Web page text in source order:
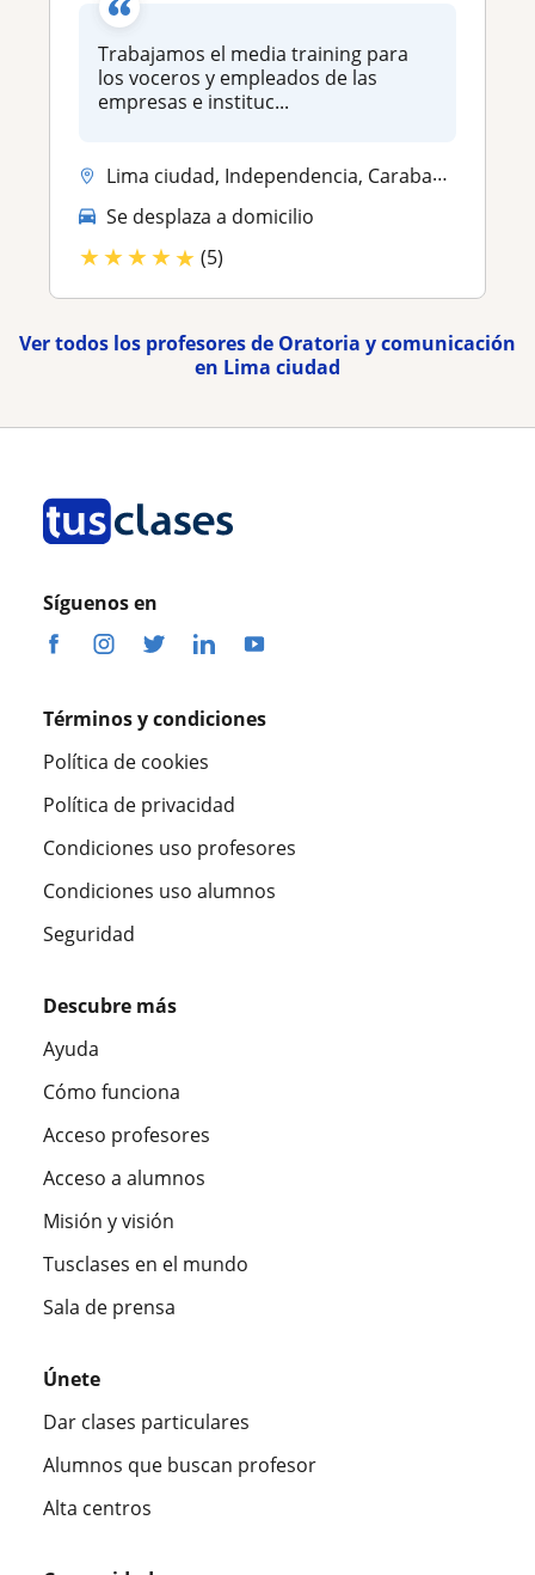
Trabajamos el media training para
los voceros y empleados de las
empresas e instituc...
Lima ciudad, Independencia, Carabayllo, Ancon, Comas, Puente Piedra, L...
Se desplaza a domicilio
★★★★★ (5)
Ver todos los profesores de Oratoria y comunicación
en Lima ciudad
Síguenos en
Términos y condiciones
Política de cookies
Política de privacidad
Condiciones uso profesores
Condiciones uso alumnos
Seguridad
Descubre más
Ayuda
Cómo funciona
Acceso profesores
Acceso a alumnos
Misión y visión
Tusclases en el mundo
Sala de prensa
Únete
Dar clases particulares
Alumnos que buscan profesor
Alta centros